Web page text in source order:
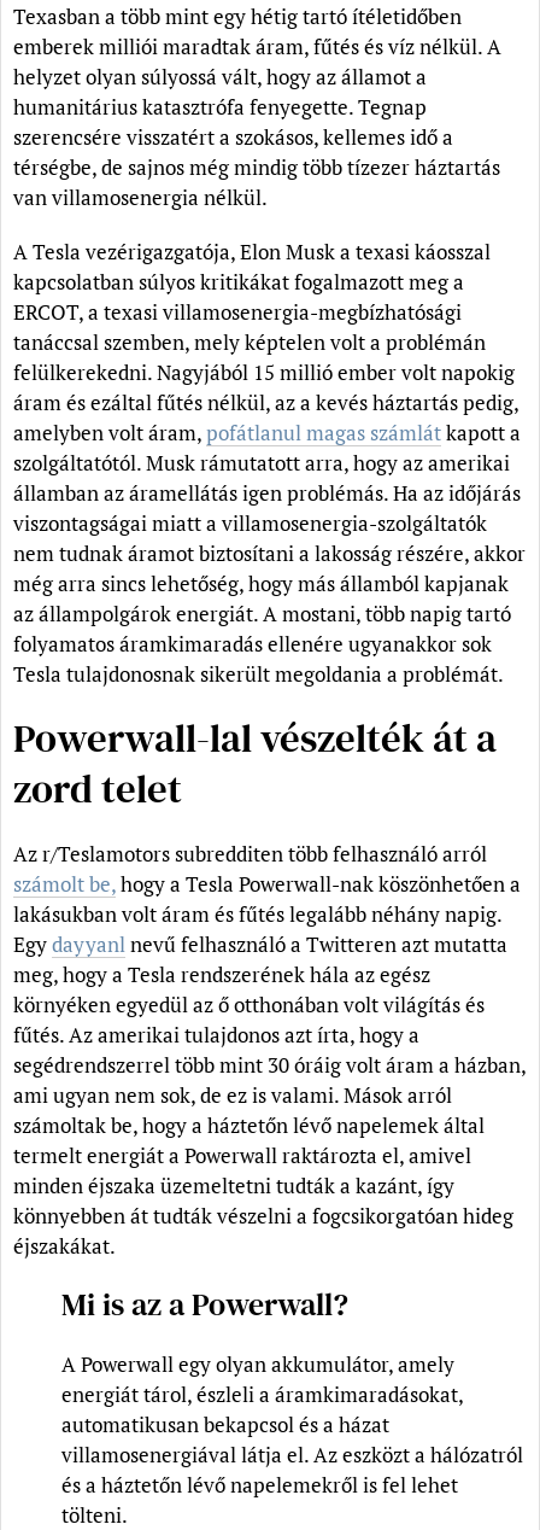
Texasban a több mint egy hétig tartó ítéletidőben
emberek milliói maradtak áram, fűtés és víz nélkül. A
helyzet olyan súlyossá vált, hogy az államot a
humanitárius katasztrófa fenyegette. Tegnap
szerencsére visszatért a szokásos, kellemes idő a
térségbe, de sajnos még mindig több tízezer háztartás
van villamosenergia nélkül.
A Tesla vezérigazgatója, Elon Musk a texasi káosszal
kapcsolatban súlyos kritikákat fogalmazott meg a
ERCOT, a texasi villamosenergia-megbízhatósági
tanáccsal szemben, mely képtelen volt a problémán
felülkerekedni. Nagyjából 15 millió ember volt napokig
áram és ezáltal fűtés nélkül, az a kevés háztartás pedig,
amelyben volt áram,pofátlanul magas számlátkapott a
szolgáltatótól. Musk rámutatott arra, hogy az amerikai
államban az áramellátás igen problémás. Ha az időjárás
viszontagságai miatt a villamosenergia-szolgáltatók
nem tudnak áramot biztosítani a lakosság részére, akkor
még arra sincs lehetőség, hogy más államból kapjanak
az állampolgárok energiát. A mostani, több napig tartó
folyamatos áramkimaradás ellenére ugyanakkor sok
Tesla tulajdonosnak sikerült megoldania a problémát.
Powerwall-lal vészelték át a
zord telet
Az r/Teslamotors subredditen több felhasználó arról
számolt be,hogy a Tesla Powerwall-nak köszönhetően a
lakásukban volt áram és fűtés legalább néhány napig.
Egydayyanlnevű felhasználó a Twitteren azt mutatta
meg, hogy a Tesla rendszerének hála az egész
környéken egyedül az ő otthonában volt világítás és
fűtés. Az amerikai tulajdonos azt írta, hogy a
segédrendszerrel több mint 30 óráig volt áram a házban,
ami ugyan nem sok, de ez is valami. Mások arról
számoltak be, hogy a háztetőn lévő napelemek által
termelt energiát a Powerwall raktározta el, amivel
minden éjszaka üzemeltetni tudták a kazánt, így
könnyebben át tudták vészelni a fogcsikorgatóan hideg
éjszakákat.
Mi is az a Powerwall?
A Powerwall egy olyan akkumulátor, amely
energiát tárol, észleli a áramkimaradásokat,
automatikusan bekapcsol és a házat
villamosenergiával látja el. Az eszközt a hálózatról
és a háztetőn lévő napelemekről is fel lehet
tölteni.